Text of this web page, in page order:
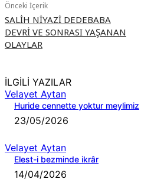
Önceki İçerik
SALİH NİYAZİ DEDEBABA
DEVRİ VE SONRASI YAŞANAN
OLAYLAR
İLGİLİ YAZILAR
Velayet Aytan
Huride cennette yoktur meylimiz
23/05/2026
Velayet Aytan
Elest-i bezminde ikrâr
14/04/2026